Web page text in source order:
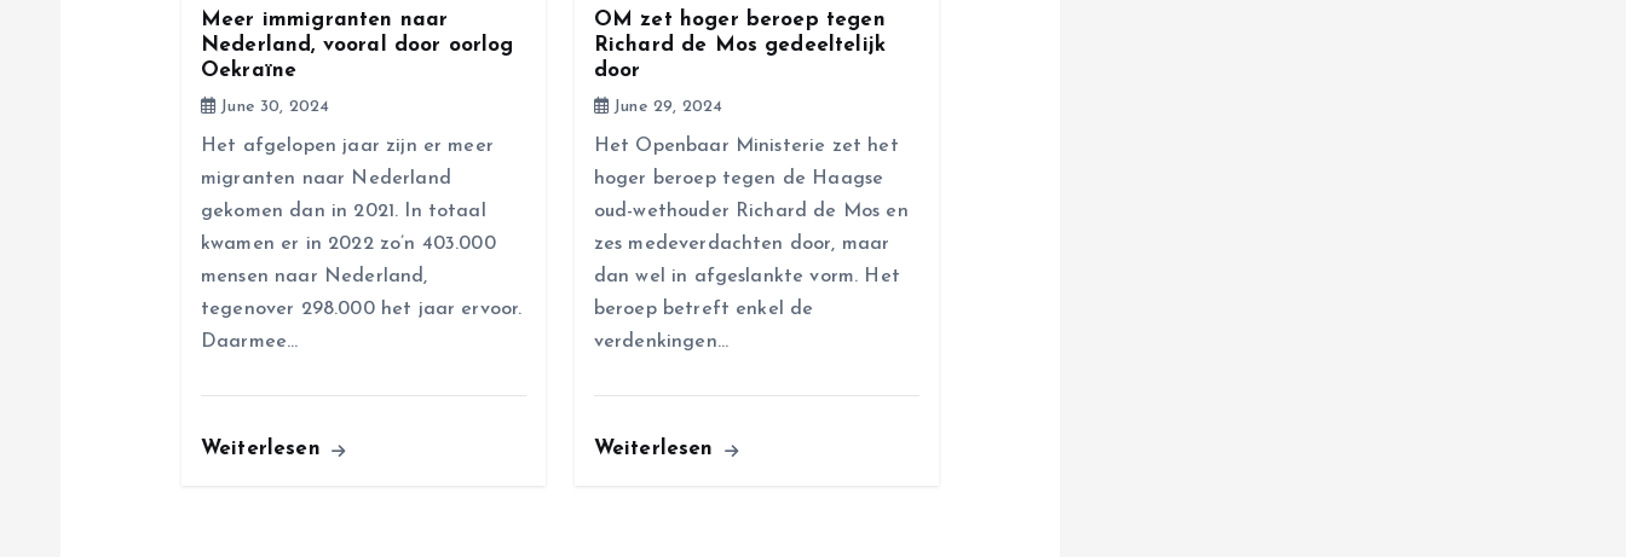
Meer immigranten naar
Nederland, vooral door oorlog
Oekraïne
June 30, 2024
Het afgelopen jaar zijn er meer
migranten naar Nederland
gekomen dan in 2021. In totaal
kwamen er in 2022 zo’n 403.000
mensen naar Nederland,
tegenover 298.000 het jaar ervoor.
Daarmee…
Weiterlesen
OM zet hoger beroep tegen
Richard de Mos gedeeltelijk
door
June 29, 2024
Het Openbaar Ministerie zet het
hoger beroep tegen de Haagse
oud-wethouder Richard de Mos en
zes medeverdachten door, maar
dan wel in afgeslankte vorm. Het
beroep betreft enkel de
verdenkingen…
Weiterlesen